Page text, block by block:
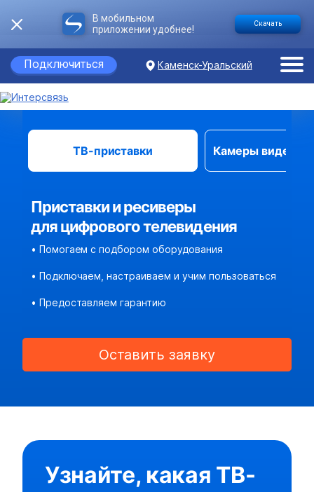
В мобильном
приложении удобнее!
Скачать
Подключиться Каменск-Уральский
ТВ-приставки Камеры
Приставки и ресиверы
для цифрового телевидения
• Помогаем с подбором оборудования
• Подключаем, настраиваем и учим пользоваться
• Предоставляем гарантию
Оставить заявку
Узнайте, какая ТВ-